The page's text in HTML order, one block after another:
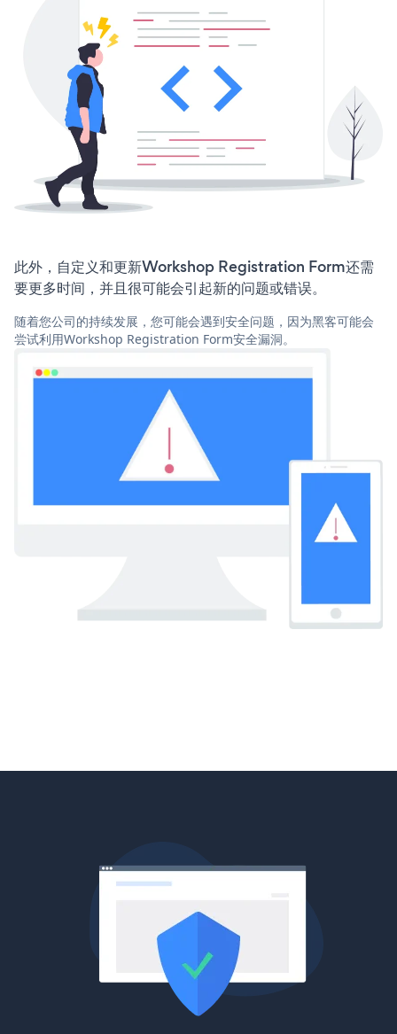
此外，自定义和更新Workshop Registration Form还需
要更多时间，并且很可能会引起新的问题或错误。
随着您公司的持续发展，您可能会遇到安全问题，因为黑客可能会
尝试利用Workshop Registration Form安全漏洞。